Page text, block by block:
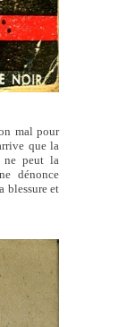
mal pour
que la
ne peut la
dénonce
blessure et